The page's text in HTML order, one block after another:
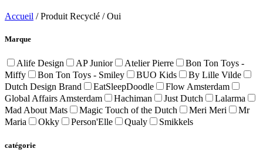
Accueil / Produit Recyclé / Oui
Marque
Alife Design AP Junior Atelier Pierre
Bon Ton Toys -
Miffy
Bon Ton Toys - Smiley BUO Kids
By Lille Vilde
Dutch Design Brand
EatSleepDoodle
Flow Amsterdam
Global Affairs Amsterdam
Hachiman Just Dutch
Lalarma
Mad About Mats
Magic Touch of the Dutch Meri Meri
Mr
Maria
Okky Person'Elle Qualy Smikkels
catégorie